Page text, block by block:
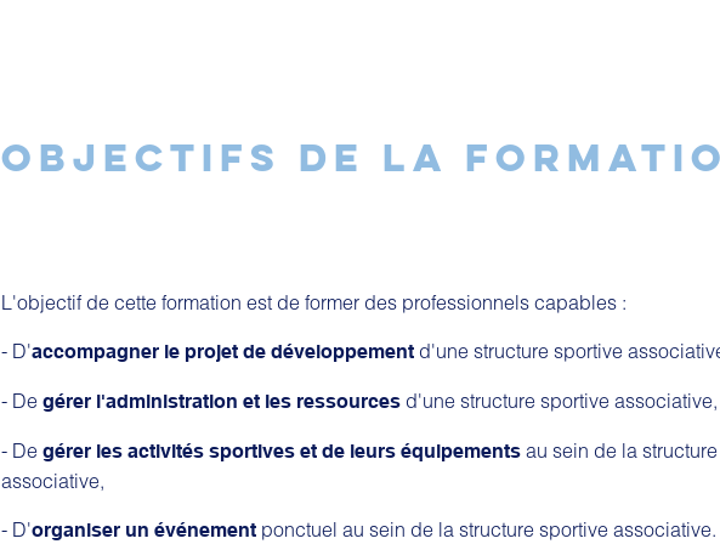
OBJECTIFS DE LA
L'objectif de cette formation est de former des professionnels capables :
- D'accompagner le projet de développement d'une structure sportive
- De gérer l'administration et les ressources d'une structure sportive associative,
- De gérer les activités sportives et de leurs équipements au sein de la
associative,
- D'organiser un événement ponctuel au sein de la structure sportive associative.